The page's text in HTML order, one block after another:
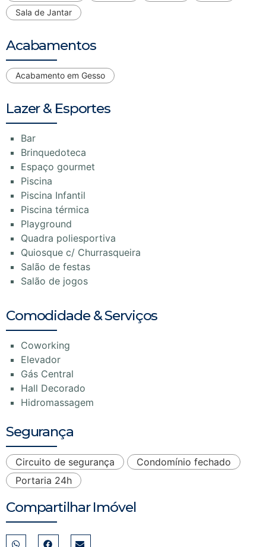
Sala de Jantar
Acabamentos
Acabamento em Gesso
Lazer & Esportes
Bar
Brinquedoteca
Espaço gourmet
Piscina
Piscina Infantil
Piscina térmica
Playground
Quadra poliesportiva
Quiosque c/ Churrasqueira
Salão de festas
Salão de jogos
Comodidade & Serviços
Coworking
Elevador
Gás Central
Hall Decorado
Hidromassagem
Segurança
Circuito de segurança
Condomínio fechado
Portaria 24h
Compartilhar Imóvel